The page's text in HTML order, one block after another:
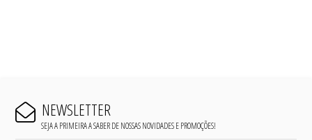
NEWSLETTER
SEJA A PRIMEIRA A SABER DE NOSSAS NOVIDADES E PROMOÇÕES!